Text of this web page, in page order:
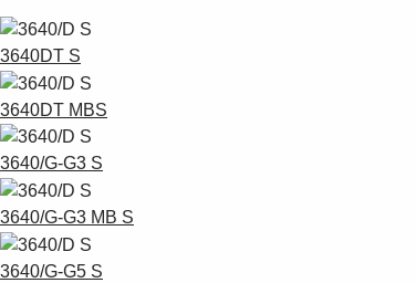
3640DT S
3640DT MBS
3640/G-G3 S
3640/G-G3 MB S
3640/G-G5 S